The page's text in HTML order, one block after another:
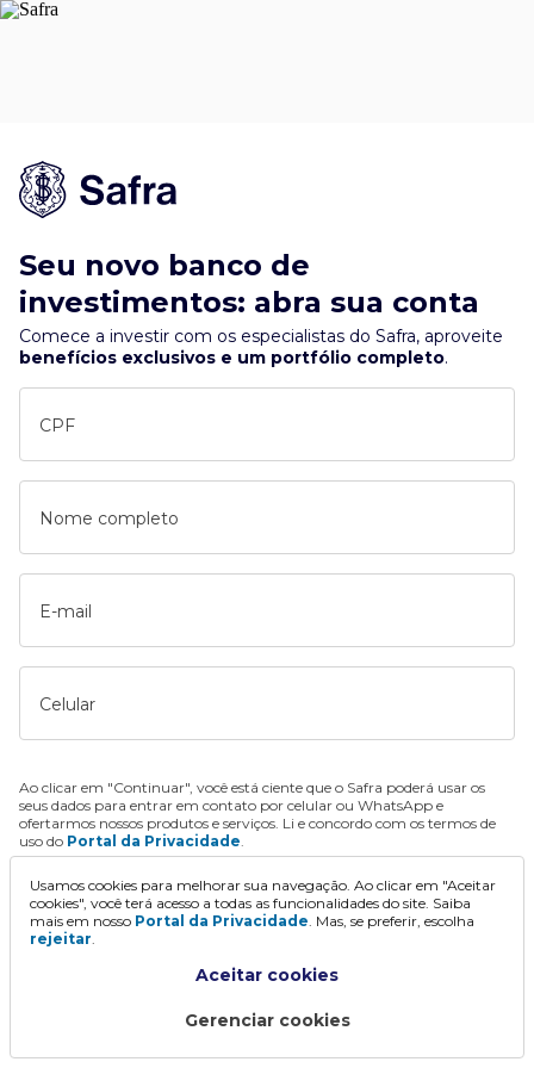
Seu novo banco de
investimentos: abra sua conta
Comece a investir com os especialistas do Safra, aproveite
benefícios exclusivos e um portfólio completo.
CPF
Nome completo
E-mail
Celular
Ao clicar em "Continuar", você está ciente que o Safra poderá usar os
seus dados para entrar em contato por celular ou WhatsApp e
ofertarmos nossos produtos e serviços. Li e concordo com os termos de
uso do Portal da Privacidade.
Continuar
Usamos cookies para melhorar sua navegação. Ao clicar em "Aceitar
cookies", você terá acesso a todas as funcionalidades do site. Saiba
mais em nosso Portal da Privacidade. Mas, se preferir, escolha
rejeitar.
Aceitar cookies
Gerenciar cookies